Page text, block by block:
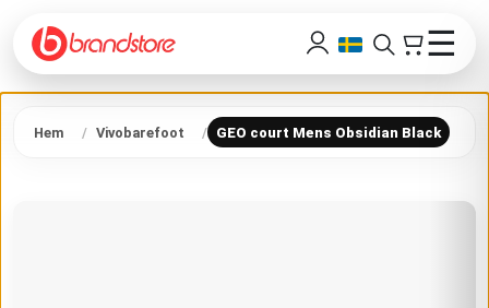
☰
Hem Vivobarefoot GEO court Mens Obsidian Black